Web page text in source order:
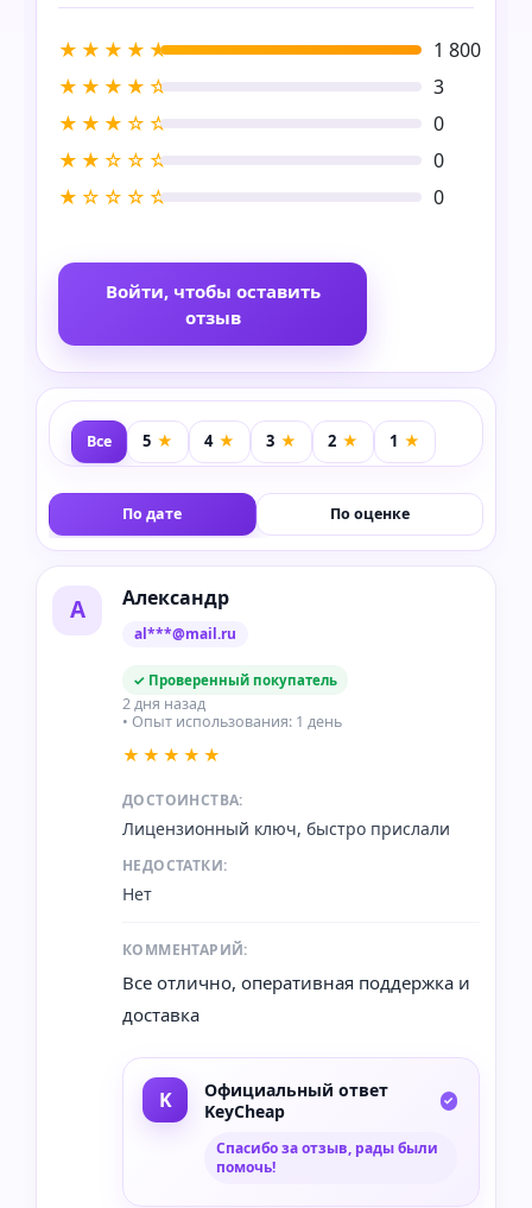
★★★★★
1 800
★★★★☆
3
★★★☆☆
0
★★☆☆☆
0
★☆☆☆☆
0
Войти, чтобы оставить
отзыв
Все
По дате По оценке
А Александр
al***@mail.ru
✓ Проверенный покупатель
2 дня назад
• Опыт использования: 1 день
★★★★★
ДОСТОИНСТВА:
Лицензионный ключ, быстро прислали
НЕДОСТАТКИ:
Нет
КОММЕНТАРИЙ:
Все отлично, оперативная поддержка и
доставка
Официальный ответ
KeyCheap
Спасибо за отзыв, рады были
помочь!